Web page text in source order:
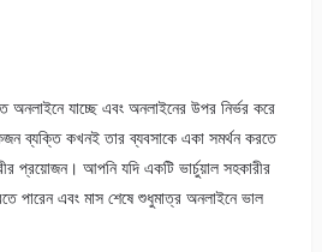
যাচ্ছে এবং অনলাইনের উপর নির্ভর করে
ব্যক্তি কখনই তার ব্যবসাকে একা সমর্থন করতে
প্রয়োজন। আপনি যদি একটি ভার্চুয়াল সহকারীর
পারেন এবং মাস শেষে শুধুমাত্র অনলাইনে ভাল